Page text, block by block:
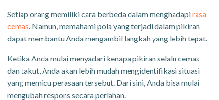
Setiap orang memiliki cara berbeda dalam menghadapirasa
cemas. Namun, memahami pola yang terjadi dalam pikiran
dapat membantu Anda mengambil langkah yang lebih tepat.
Ketika Anda mulai menyadari kenapa pikiran selalu cemas
dan takut, Anda akan lebih mudah mengidentifikasi situasi
yang memicu perasaan tersebut. Dari sini, Anda bisa mulai
mengubah respons secara perlahan.